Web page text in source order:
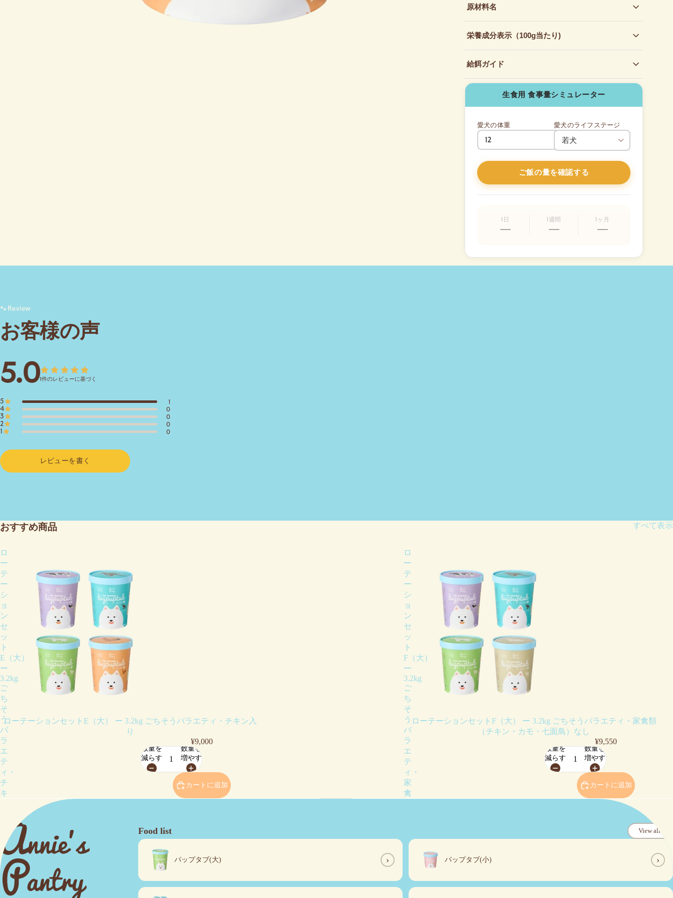
原材料名
にんじん、セロリ、ほうれん草、ビートルート、かぼ
ちゃ、わかめ、クコの実、亜麻仁、オート麦
栄養成分表示（100g当たり)
下、灰分2.9%以下、水分70.2%以下、炭水化物2.3%、
カルシウム774mg以上、リン342mg以上、マンガン
0.2mg以下、亜鉛5.0mg以下、代謝エネルギー
108.2kcal
給餌ガイド
犬にはそれぞれ個性があり、体重、犬種、活動レベル
に応じて給餌量を調整することが大切です。以下は目
ら柔軟に調整してください。
・幼犬・活動量の多い犬：体重の3～5％
・成犬・妊娠中・シニア犬：体重の2～4％
・妊娠後期・授乳期の犬：体重の3～6％
生食用 食事量シミュレーター
愛犬の体重 愛犬のライフステージ
ご飯の量を確認する
1日
—
1週間
—
1ヶ月
—
🐾 Review
お客様の声
5.01件のレビューに基づく
5 1
4 0
3 0
2 0
0
レビューを書く
おすすめ商品 すべて表示
ロ
ー
テ
ー
シ
ョ
ン
セ
ッ
ト
E（大）
ー
3.2kg
ご
ち
そ
う
バ
ラ
エ
テ
ィ・
チ
キ
ローテーションセットE（大） ー 3.2kg ごちそうバラエティ・チキン入
り
¥9,000
数量を
減らす
数量を
増やす
カートに追加
ロ
ー
テ
ー
シ
ョ
ン
セ
ッ
ト
F（大）
ー
3.2kg
ご
ち
そ
う
バ
ラ
エ
テ
ィ・
家
禽
カ
面
鳥）
ローテーションセットF（大） ー 3.2kg ごちそうバラエティ・家禽類
（チキン・カモ・七面鳥）なし
¥9,550
数量を
減らす
数量を
増やす
カートに追加
Food list View all
パップタブ(大) › パップタブ(小) ›